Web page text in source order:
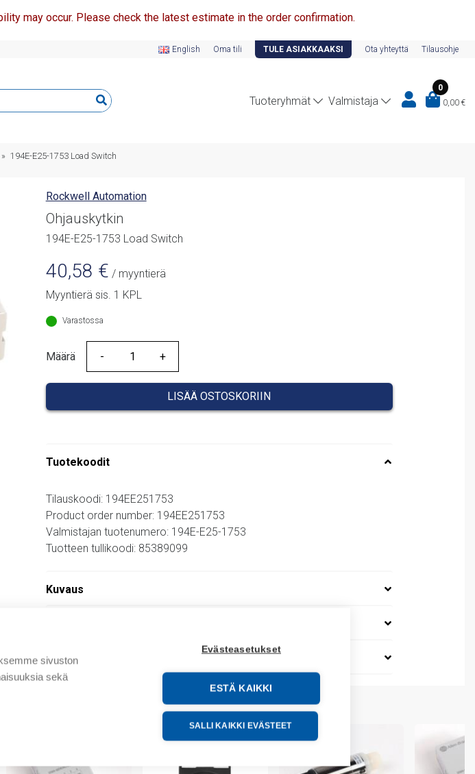
sivuston
sekä
Evästeasetukset
ESTÄ KAIKKI
SALLI KAIKKI EVÄSTEET
may occur. Please check the latest estimate in the order confirmation.
English Oma tili TULE ASIAKKAAKSI Ota yhteyttä Tilausohje
Tuoteryhmät Valmistaja
0
0,00 €
» 194E-E25-1753 Load Switch
Rockwell Automation
Ohjauskytkin
194E-E25-1753 Load Switch
40,58 € / myyntierä
Myyntierä sis. 1 KPL
Varastossa
Määrä
Määrä
LISÄÄ OSTOSKORIIN
Tuotekoodit
Tilauskoodi: 194EE251753
Product order number: 194EE251753
Valmistajan tuotenumero: 194E-E25-1753
Tuotteen tullikoodi: 85389099
Kuvaus
Liitteet